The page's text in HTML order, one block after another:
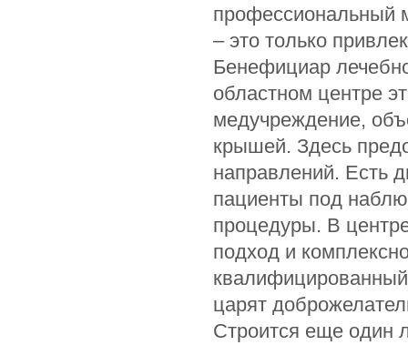
профессиональный
– это только
Бенефициар
областном центре
медучреждение,
крышей. Здесь
направлений. Есть
пациенты под
процедуры. В
подход и
царят
Строится еще один